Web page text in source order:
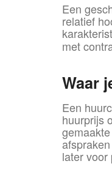
Een
relatief
met
Waar
Een
huurprijs
later voor